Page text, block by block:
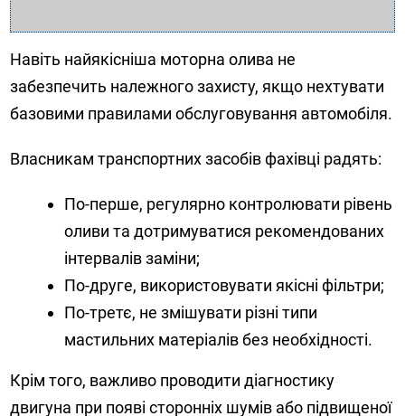
Навіть найякісніша моторна олива не
забезпечить належного захисту, якщо нехтувати
базовими правилами обслуговування автомобіля.
Власникам транспортних засобів фахівці радять:
По-перше, регулярно контролювати рівень
оливи та дотримуватися рекомендованих
інтервалів заміни;
По-друге, використовувати якісні фільтри;
По-третє, не змішувати різні типи
мастильних матеріалів без необхідності.
Крім того, важливо проводити діагностику
двигуна при появі сторонніх шумів або підвищеної